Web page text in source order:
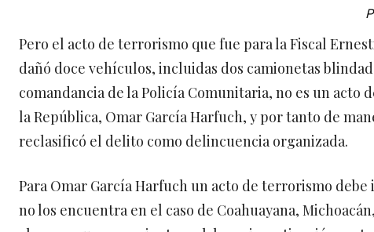
Pero el acto de terrorismo que fue para la Fiscal
dañó doce vehículos, incluidas dos camionetas
comandancia de la Policía Comunitaria, no es un
la República, Omar García Harfuch, y por tanto de
reclasificó el delito como delincuencia organizada.
Para Omar García Harfuch un acto de terrorismo
no los encuentra en el caso de Coahuayana,